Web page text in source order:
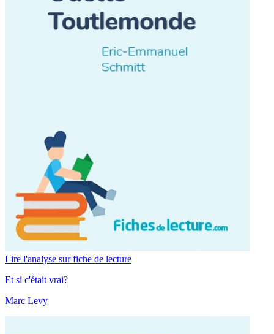
Lire l'analyse sur fiche de lecture
Et si c'était vrai?
Marc Levy